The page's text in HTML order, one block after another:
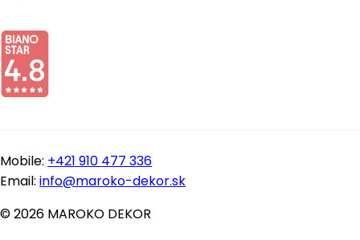
Mobile: +421 910 477 336
Email: info@maroko-dekor.sk
© 2026 MAROKO DEKOR